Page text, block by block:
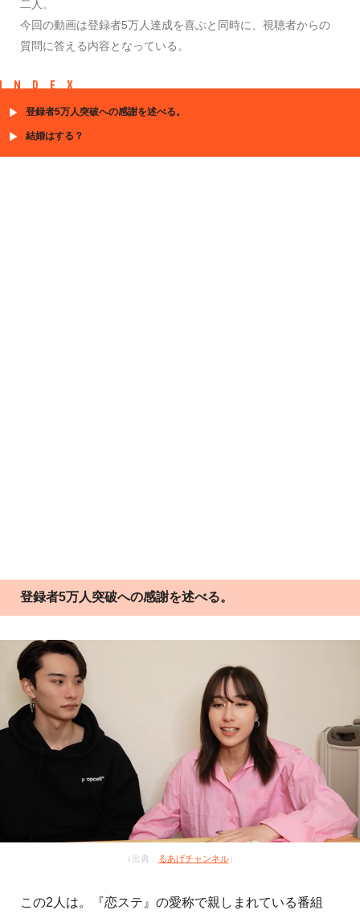
二人。
今回の動画は登録者5万人達成を喜ぶと同時に、視聴者からの
質問に答える内容となっている。
INDEX
登録者5万人突破への感謝を述べる。
結婚はする？
登録者5万人突破への感謝を述べる。
（出典： るあげチャンネル）
この2人は。『恋ステ』の愛称で親しまれている番組